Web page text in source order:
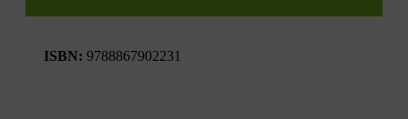
ISBN: 9788867902231